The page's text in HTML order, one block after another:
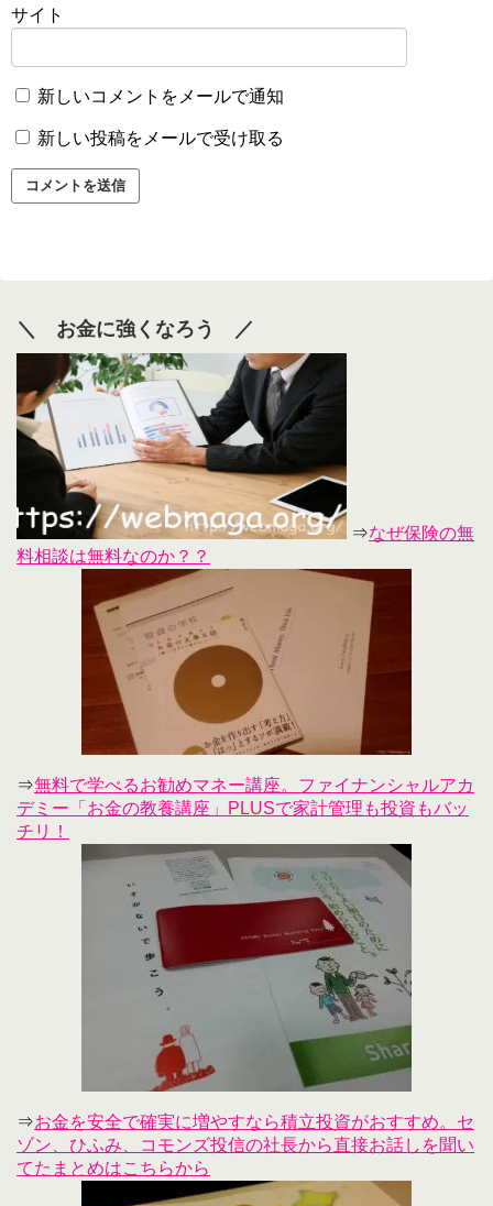
サイト
新しいコメントをメールで通知
新しい投稿をメールで受け取る
＼ お金に強くなろう ／
⇒なぜ保険の無
料相談は無料なのか？？
⇒無料で学べるお勧めマネー講座。ファイナンシャルアカ
デミー「お金の教養講座」PLUSで家計管理も投資もバッ
チリ！
⇒お金を安全で確実に増やすなら積立投資がおすすめ。セ
ゾン、ひふみ、コモンズ投信の社長から直接お話しを聞い
てたまとめはこちらから